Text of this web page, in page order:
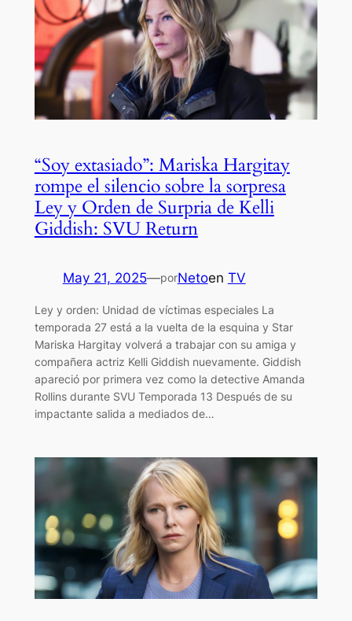
“Soy extasiado”: Mariska Hargitay
rompe el silencio sobre la sorpresa
Ley y Orden de Surpria de Kelli
Giddish: SVU Return
May 21, 2025—porNetoen TV
Ley y orden: Unidad de víctimas especiales La
temporada 27 está a la vuelta de la esquina y Star
Mariska Hargitay volverá a trabajar con su amiga y
compañera actriz Kelli Giddish nuevamente. Giddish
apareció por primera vez como la detective Amanda
Rollins durante SVU Temporada 13 Después de su
impactante salida a mediados de…